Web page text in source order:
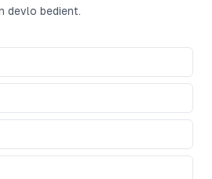
devlo bedient.